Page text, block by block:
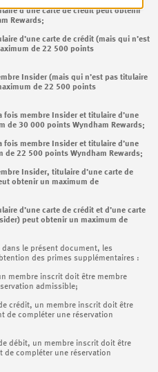
d’une carte de crédit peut obtenir
Rewards;
d’une carte de crédit (mais qui n’est
de 22 500 points
Insider (mais qui n’est pas titulaire
de 22 500 points
membre Insider et titulaire d’une
de 30 000 points Wyndham Rewards;
membre Insider et titulaire d’une
de 22 500 points Wyndham Rewards;
Insider, titulaire d’une carte de
obtenir un maximum de
d’une carte de crédit et d’une carte
peut obtenir un maximum de
le présent document, les
des primes supplémentaires :
inscrit doit être membre
admissible;
crédit, un membre inscrit doit être
de compléter une réservation
débit, un membre inscrit doit être
de compléter une réservation